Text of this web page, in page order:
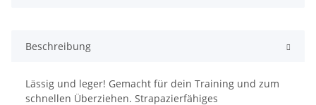
Beschreibung
Lässig und leger! Gemacht für dein Training und zum
schnellen Überziehen. Strapazierfähiges